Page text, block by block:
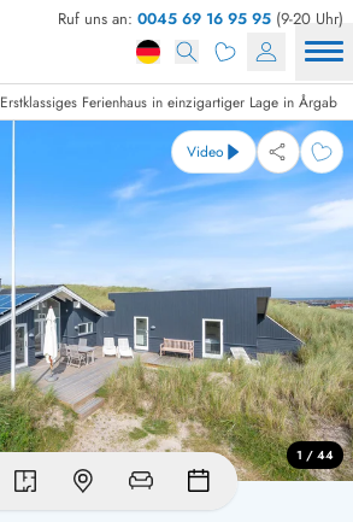
Ruf uns an: 0045 69 16 95 95 (9-20 Uhr)
Erstklassiges Ferienhaus in einzigartiger Lage in Årgab
Video
1 / 44